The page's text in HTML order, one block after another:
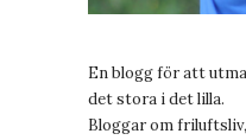
En blogg för att
det stora i det lilla.
Bloggar om